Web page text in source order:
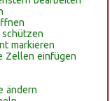
markieren
Zellen einfügen
ändern